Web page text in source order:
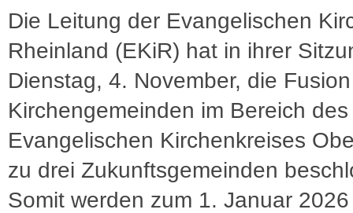
Die Leitung der Evangelischen
Rheinland (EKiR) hat in ihrer
Dienstag, 4. November, die
Kirchengemeinden im Bereich des
Evangelischen Kirchenkreises
zu drei Zukunftsgemeinden
Somit werden zum 1. Januar